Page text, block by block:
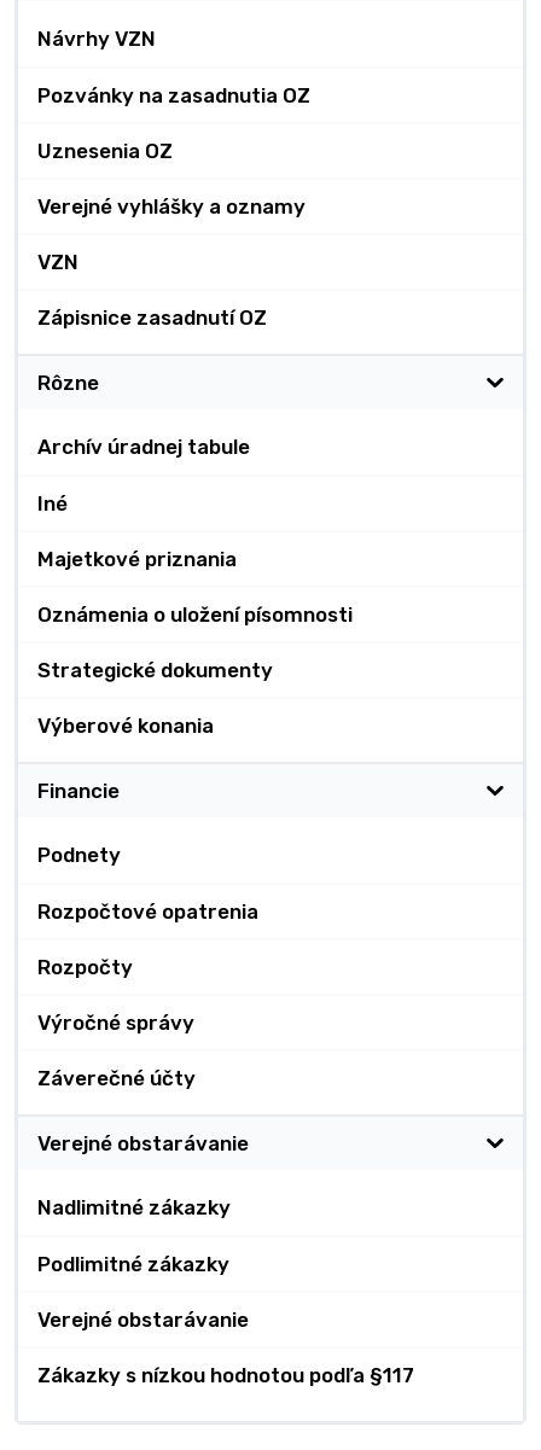
Návrhy VZN
Pozvánky na zasadnutia OZ
Uznesenia OZ
Verejné vyhlášky a oznamy
VZN
Zápisnice zasadnutí OZ
Rôzne
Archív úradnej tabule
Iné
Majetkové priznania
Oznámenia o uložení písomnosti
Strategické dokumenty
Výberové konania
Financie
Podnety
Rozpočtové opatrenia
Rozpočty
Výročné správy
Záverečné účty
Verejné obstarávanie
Nadlimitné zákazky
Podlimitné zákazky
Verejné obstarávanie
Zákazky s nízkou hodnotou podľa §117